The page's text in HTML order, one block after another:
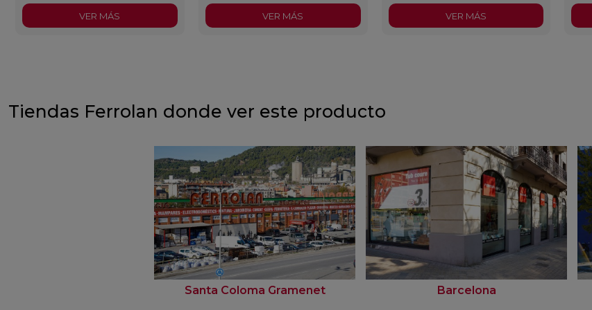
VER MÁS VER MÁS VER MÁS
Tiendas Ferrolan donde ver este producto
Santa Coloma Gramenet Barcelona